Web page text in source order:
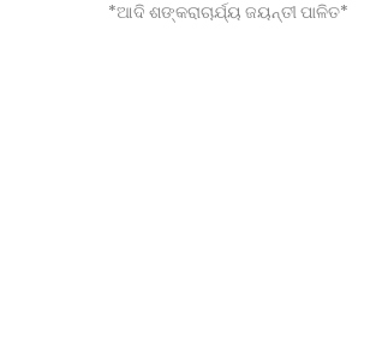
୮୦ ତମ ସ୍ବାଧିନତା ଦିବସ ପାଳନ
ହାଉସ କିପିଙ୍ଗ୍ ଫେଡେରେସନ୍
ଆଠଗଡ ରେ 1983 ବ୍ୟାଚ ତରଫରୁ
ସାପ କାମୁଡ଼ାରେ ନାବାଳିକାଙ୍କ
ଆବାସିକ ବିଦ୍ୟାଳୟରେ ହିଂସା!
*ଆଦି ଶଙ୍କରାଚାର୍ଯ୍ୟ ଜୟନ୍ତୀ ପାଳିତ*